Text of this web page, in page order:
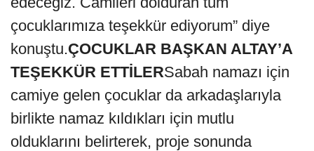
çocuklarımıza teşekkür ediyorum” diye
konuştu.ÇOCUKLAR BAŞKAN ALTAY’A
TEŞEKKÜR ETTİLERSabah namazı için
camiye gelen çocuklar da arkadaşlarıyla
birlikte namaz kıldıkları için mutlu
olduklarını belirterek, proje sonunda